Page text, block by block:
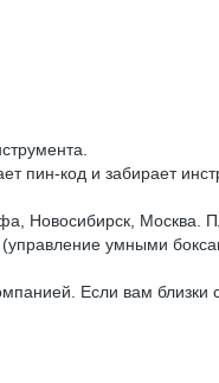
код и забирает
Новосибирск, Москва.
умными
Если вам близки